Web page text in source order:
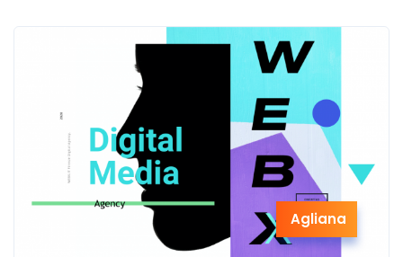
Agliana